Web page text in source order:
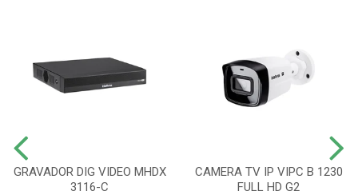
GRAVADOR DIG VIDEO MHDX
3116-C
CAMERA TV IP VIPC B 1230
FULL HD G2